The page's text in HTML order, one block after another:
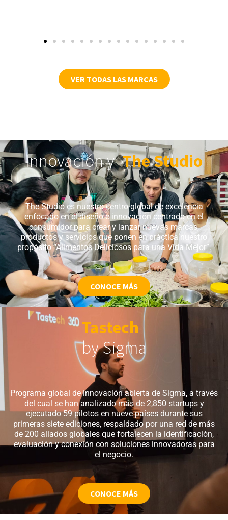
VER TODAS LAS MARCAS
Innovación y The Studio
The Studio es nuestro centro global de excelencia
enfocado en el diseño e innovación centrado en el
consumidor para crear y lanzar nuevas marcas,
productos y servicios que ponen en práctica nuestro
propósito “Alimentos Deliciosos para una Vida Mejor”.
CONOCE MÁS
Tastech
by Sigma
Programa global de innovación abierta de Sigma, a través
del cual se han analizado más de 2,850 startups y
ejecutado 59 pilotos en nueve países durante sus
primeras siete ediciones, respaldado por una red de más
de 200 aliados globales que fortalecen la identificación,
evaluación y conexión con soluciones innovadoras para
el negocio.
CONOCE MÁS